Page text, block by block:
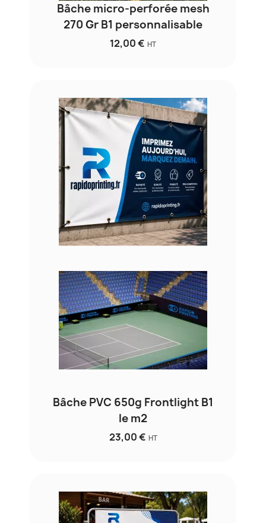
Bâche micro-perforée mesh
270 Gr B1 personnalisable
12,00 € HT
Bâche PVC 650g Frontlight B1
le m2
23,00 € HT